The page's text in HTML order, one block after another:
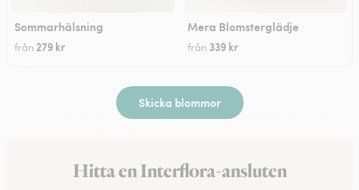
Sommarhälsning
från279 kr
Mera Blomsterglädje
från 339 kr
Skicka blommor
Hitta en Interflora-ansluten